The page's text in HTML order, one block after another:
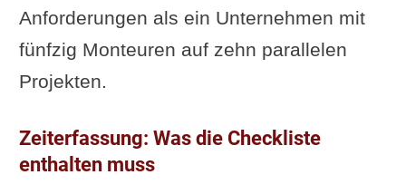
Anforderungen als ein Unternehmen mit
fünfzig Monteuren auf zehn parallelen
Projekten.
Zeiterfassung: Was die Checkliste
enthalten muss